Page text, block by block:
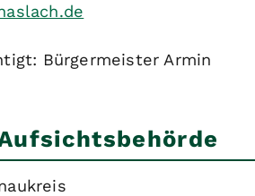
Bürgermeister Armin